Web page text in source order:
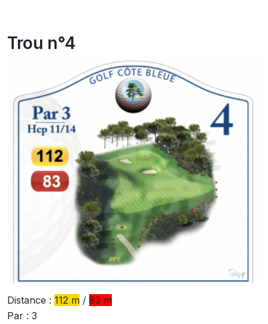
Trou n°4
Distance : 112 m / 83 m
Par : 3